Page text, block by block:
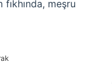
meşru